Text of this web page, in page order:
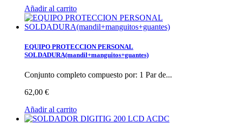
Añadir al carrito
EQUIPO PROTECCION PERSONAL
SOLDADURA(mandil+manguitos+guantes)
Conjunto completo compuesto por: 1 Par de...
62,00 €
Añadir al carrito